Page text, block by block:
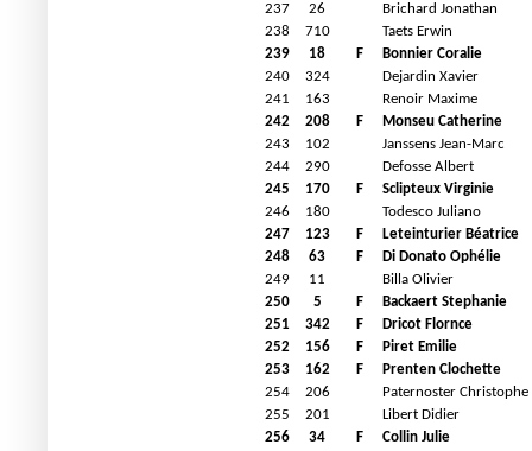
237
26
Brichard Jonathan
238
710
Taets Erwin
239
18 F
Bonnier Coralie
240
324
Dejardin Xavier
241
163
Renoir Maxime
242
208 F
Monseu Catherine
243
102
Janssens Jean-Marc
244
290
Defosse Albert
245
170 F
Sclipteux Virginie
246
180
Todesco Juliano
247
123 F
Leteinturier Béatrice
248
63 F
Di Donato Ophélie
249
11
Billa Olivier
250
5 F
Backaert Stephanie
251
342 F
Dricot Flornce
252
156 F
Piret Emilie
253
162 F
Prenten Clochette
254
206
Paternoster Christophe
255
201
Libert Didier
256
34 F
Collin Julie